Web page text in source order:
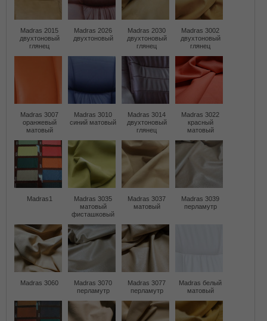
Madras 2015
двухтоновый
глянец
Madras 2026
двухтоновый
Madras 2030
двухтоновый
глянец
Madras 3002
двухтоновый
глянец
Madras 3007
оранжевый
матовый
Madras 3010
синий матовый
Madras 3014
двухтоновый
глянец
Madras 3022
красный
матовый
Madras1
Madras 3035
матовый
фисташковый
Madras 3037
матовый
Madras 3039
перламутр
Madras 3060
Madras 3070
перламутр
Madras 3077
перламутр
Madras белый
матовый